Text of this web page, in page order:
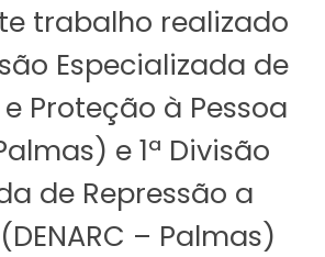
trabalho realizado
Especializada de
Proteção à Pessoa
e 1ª Divisão
de Repressão a
– Palmas)